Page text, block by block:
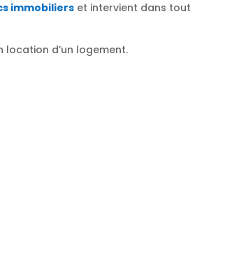
immobiliers et intervient dans tout
location d’un logement.